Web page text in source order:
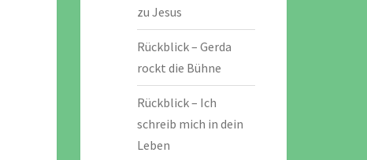
zu Jesus
Rückblick – Gerda
rockt die Bühne
Rückblick – Ich
schreib mich in dein
Leben